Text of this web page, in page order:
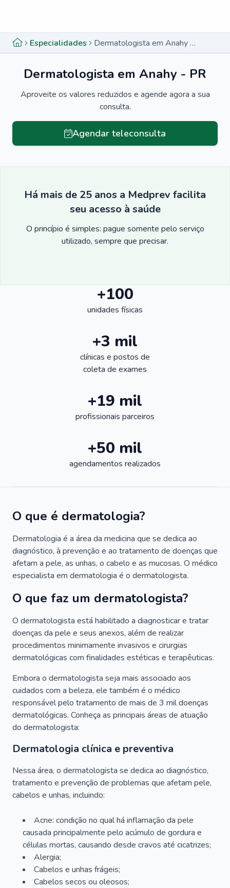
Especialidades Dermatologista em Anahy - PR
Dermatologista em Anahy - PR
Aproveite os valores reduzidos e agende agora a sua
consulta.
Agendar teleconsulta
Há mais de 25 anos a Medprev facilita
seu acesso à saúde
O princípio é simples: pague somente pelo serviço
utilizado, sempre que precisar.
+100
unidades físicas
+3 mil
clínicas e postos de
coleta de exames
+19 mil
profissionais parceiros
+50 mil
agendamentos realizados
O que é dermatologia?
Dermatologia é a área da medicina que se dedica ao
diagnóstico, à prevenção e ao tratamento de doenças que
afetam a pele, as unhas, o cabelo e as mucosas. O médico
especialista em dermatologia é o dermatologista.
O que faz um dermatologista?
O dermatologista está habilitado a diagnosticar e tratar
doenças da pele e seus anexos, além de realizar
procedimentos minimamente invasivos e cirurgias
dermatológicas com finalidades estéticas e terapêuticas.
Embora o dermatologista seja mais associado aos
cuidados com a beleza, ele também é o médico
responsável pelo tratamento de mais de 3 mil doenças
dermatológicas. Conheça as principais áreas de atuação
do dermatologista:
Dermatologia clínica e preventiva
Nessa área, o dermatologista se dedica ao diagnóstico,
tratamento e prevenção de problemas que afetam pele,
cabelos e unhas, incluindo:
Acne: condição no qual há inflamação da pele
causada principalmente pelo acúmulo de gordura e
células mortas, causando desde cravos até cicatrizes;
Alergia;
Cabelos e unhas frágeis;
Cabelos secos ou oleosos;